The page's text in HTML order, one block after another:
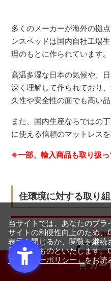
カー
多くのメーカーが海外の拠
ンスベッドは国内自社工場
理のもとに作られています。
高温多湿な日本の気候や、
深く理解して作られており
久性や安全性の面でも高い品
また、国内生産ならではの
に使える信頼のマットレスを
※一部、輸入商品も取り扱っ
住環境に対する取り
当サイトでは、あなたのプラ
サイトの利便性向上のため、
表示を閉じるか、閲覧を継続
同意するものといたします。
ライバシーポリシー」をお読